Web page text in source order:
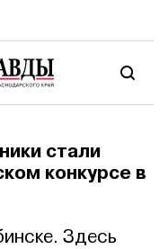
стали
конкурсе в
Здесь